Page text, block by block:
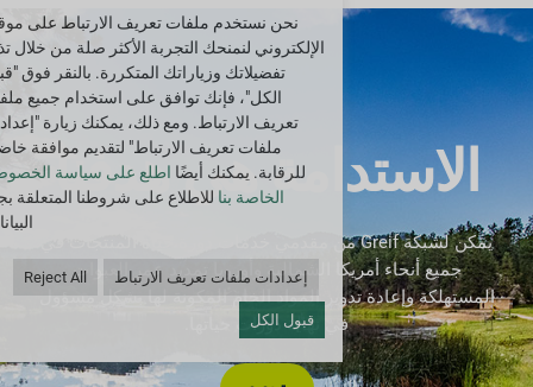
الاستدامة هي هدفنا
يمكن لشبكة Greif من مقدمي خدمات دورة حياة المنتجات في
جميع أنحاء أمريكا الشمالية وأوروبا تمديد عمر العبوات
المستهلكة وإعادة تدوير المواد الخام المكونة لها بشكل مسؤول
في نهاية دورات حياتها.
نحن نستخدم ملفات تعريف الارتباط على
الإلكتروني لنمنحك التجربة الأكثر صلة من خلال
تفضيلاتك وزياراتك المتكررة. بالنقر فوق
الكل"، فإنك توافق على استخدام جميع
تعريف الارتباط. ومع ذلك، يمكنك زيارة
ملفات تعريف الارتباط" لتقديم موافقة
للرقابة. يمكنك أيضًا اطلع على سياسة
الخاصة بنا للاطلاع على شروطنا المتعلقة
إعدادات ملفات تعريف الارتباط Reject All
قبول الكل